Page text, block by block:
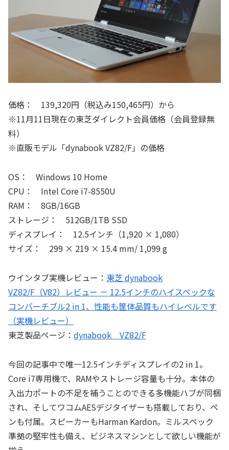
価格： 139,320円（税込み150,465円）から
※11月11日現在の東芝ダイレクト会員価格（会員登録無
料）
※直販モデル「dynabook VZ82/F」の価格
OS： Windows 10 Home
CPU： Intel Core i7-8550U
RAM： 8GB/16GB
ストレージ： 512GB/1TB SSD
ディスプレイ： 12.5インチ（1,920 × 1,080）
サイズ： 299 × 219 × 15.4 mm/ 1,099 g
ウインタブ実機レビュー： 東芝 dynabook
VZ82/F（V82）レビュー － 12.5インチのハイスペックな
コンバーチブル2 in 1、性能も筐体品質もハイレベルです
（実機レビュー）
東芝製品ページ： dynabook VZ82/F
今回の記事中で唯一12.5インチディスプレイの2 in 1。
Core i7専用機で、RAMやストレージ容量も十分。本体の
入出力ポートの不足を補うことのできる多機能ハブが同梱
され、そしてワコムAESデジタイザーも搭載しており、ペ
ンも付属。スピーカーもHarman Kardon。ミルスペック
準拠の堅牢性も備え、ビジネスマシンとして欲しい機能が